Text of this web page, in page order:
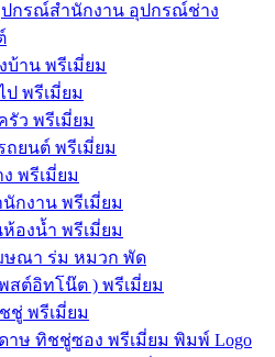
กรณ์สำนักงาน อุปกรณ์ช่าง
บ้าน พรีเมี่ยม
ป พรีเมี่ยม
รัว พรีเมี่ยม
ถยนต์ พรีเมี่ยม
พรีเมี่ยม
กงาน พรีเมี่ยม
องน้ำ พรีเมี่ยม
ษณา ร่ม หมวก พัด
พสต์อิทโน๊ต ) พรีเมี่ยม
ชู่ พรีเมี่ยม
าษ ทิชชู่ซอง พรีเมี่ยม พิมพ์ Logo